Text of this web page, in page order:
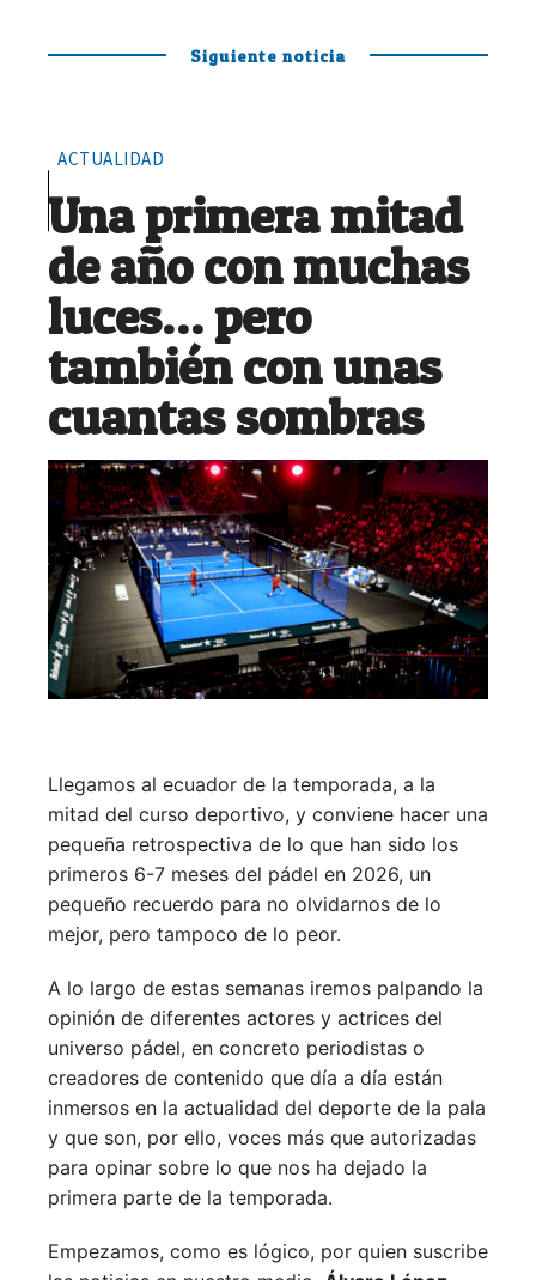
Siguiente noticia
ACTUALIDAD
Una primera mitad
de año con muchas
luces… pero
también con unas
cuantas sombras
Llegamos al ecuador de la temporada, a la
mitad del curso deportivo, y conviene hacer una
pequeña retrospectiva de lo que han sido los
primeros 6-7 meses del pádel en 2026, un
pequeño recuerdo para no olvidarnos de lo
mejor, pero tampoco de lo peor.
A lo largo de estas semanas iremos palpando la
opinión de diferentes actores y actrices del
universo pádel, en concreto periodistas o
creadores de contenido que día a día están
inmersos en la actualidad del deporte de la pala
y que son, por ello, voces más que autorizadas
para opinar sobre lo que nos ha dejado la
primera parte de la temporada.
Empezamos, como es lógico, por quien suscribe